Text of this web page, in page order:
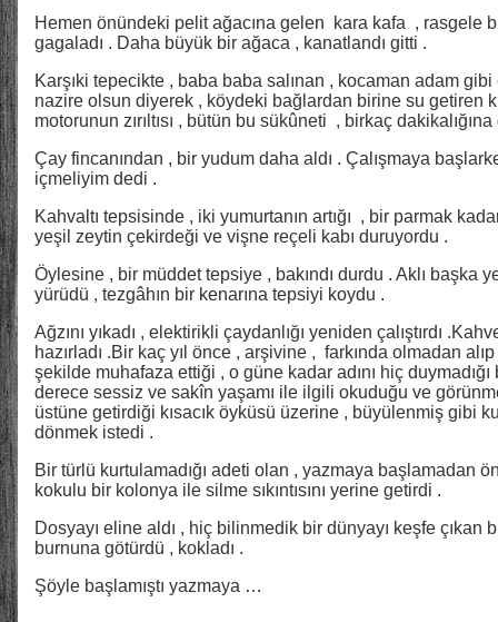
Hemen önündeki pelit ağacına gelen kara kafa , rasgele
gagaladı . Daha büyük bir ağaca , kanatlandı gitti .
Karşıki tepecikte , baba baba salınan , kocaman adam gibi
nazire olsun diyerek , köydeki bağlardan birine su getiren
motorunun zırıltısı , bütün bu sükûneti , birkaç
Çay fincanından , bir yudum daha aldı . Çalışmaya
içmeliyim dedi .
Kahvaltı tepsisinde , iki yumurtanın artığı , bir parmak
yeşil zeytin çekirdeği ve vişne reçeli kabı duruyordu .
Öylesine , bir müddet tepsiye , bakındı durdu . Aklı başka
yürüdü , tezgâhın bir kenarına tepsiyi koydu .
Ağzını yıkadı , elektirikli çaydanlığı yeniden çalıştırdı
hazırladı .Bir kaç yıl önce , arşivine , farkında olmadan
şekilde muhafaza ettiği , o güne kadar adını hiç duymadığı
derece sessiz ve sakîn yaşamı ile ilgili okuduğu ve
üstüne getirdiği kısacık öyküsü üzerine , büyülenmiş gibi
dönmek istedi .
Bir türlü kurtulamadığı adeti olan , yazmaya başlamadan
kokulu bir kolonya ile silme sıkıntısını yerine getirdi .
Dosyayı eline aldı , hiç bilinmedik bir dünyayı keşfe çıkan
burnuna götürdü , kokladı .
Şöyle başlamıştı yazmaya …